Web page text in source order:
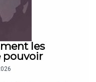
les
pouvoir